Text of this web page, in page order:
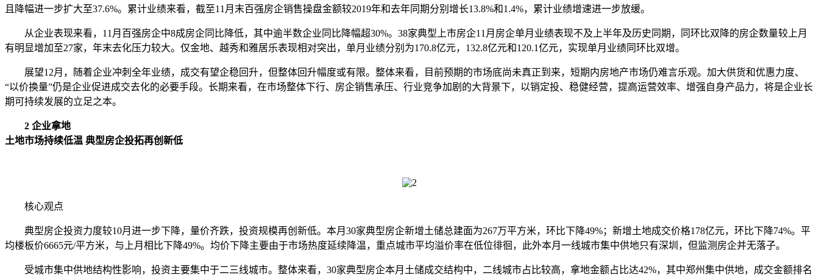
且降幅进一步扩大至37.6%。累计业绩来看，截至11月末百强房企销售操盘金额较2019年和去年同期分别增长13.8%和1.4%，累计业绩增速进一步放缓。
从企业表现来看，11月百强房企中8成房企同比降低，其中逾半数企业同比降幅超30%。38家典型上市房企11月房企单月业绩表现不及上半年及历史同期，同环比双降的房企数量较上月
有明显增加至27家，年末去化压力较大。仅金地、越秀和雅居乐表现相对突出，单月业绩分别为170.8亿元，132.8亿元和120.1亿元，实现单月业绩同环比双增。
展望12月，随着企业冲刺全年业绩，成交有望企稳回升，但整体回升幅度或有限。整体来看，目前预期的市场底尚未真正到来，短期内房地产市场仍难言乐观。加大供货和优惠力度、
“以价换量”仍是企业促进成交去化的必要手段。长期来看，在市场整体下行、房企销售承压、行业竞争加剧的大背景下，以销定投、稳健经营，提高运营效率、增强自身产品力，将是企业长
期可持续发展的立足之本。
2 企业拿地
土地市场持续低温 典型房企投拓再创新低
核心观点
典型房企投资力度较10月进一步下降，量价齐跌，投资规模再创新低。本月30家典型房企新增土储总建面为267万平方米，环比下降49%；新增土地成交价格178亿元，环比下降74%。平
均楼板价6665元/平方米，与上月相比下降49%。均价下降主要由于市场热度延续降温，重点城市平均溢价率在低位徘徊，此外本月一线城市集中供地只有深圳，但监测房企并无落子。
受城市集中供地结构性影响，投资主要集中于二三线城市。整体来看，30家典型房企本月土储成交结构中，二线城市占比较高，拿地金额占比达42%，其中郑州集中供地，成交金额排名